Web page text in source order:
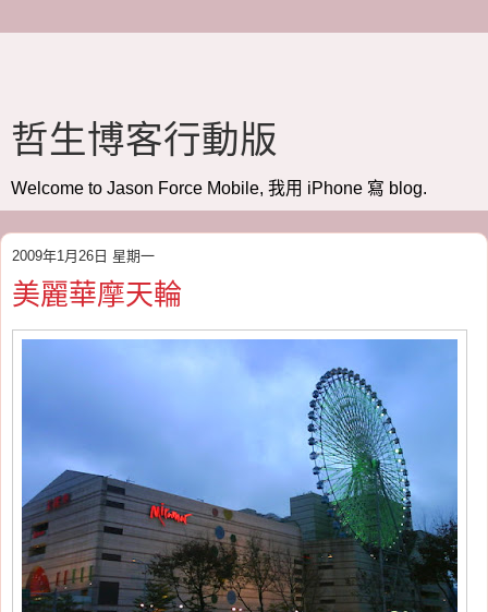
哲生博客行動版
Welcome to Jason Force Mobile, 我用 iPhone 寫 blog.
2009年1月26日 星期一
美麗華摩天輪